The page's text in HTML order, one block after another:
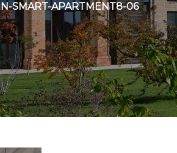
SMART-APARTMENT8-06